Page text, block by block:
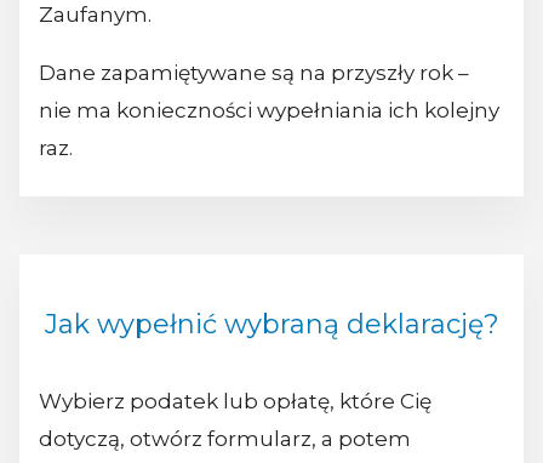
Zaufanym.
Dane zapamiętywane są na przyszły rok –
nie ma konieczności wypełniania ich kolejny
raz.
Jak wypełnić wybraną deklarację?
Wybierz podatek lub opłatę, które Cię
dotyczą, otwórz formularz, a potem